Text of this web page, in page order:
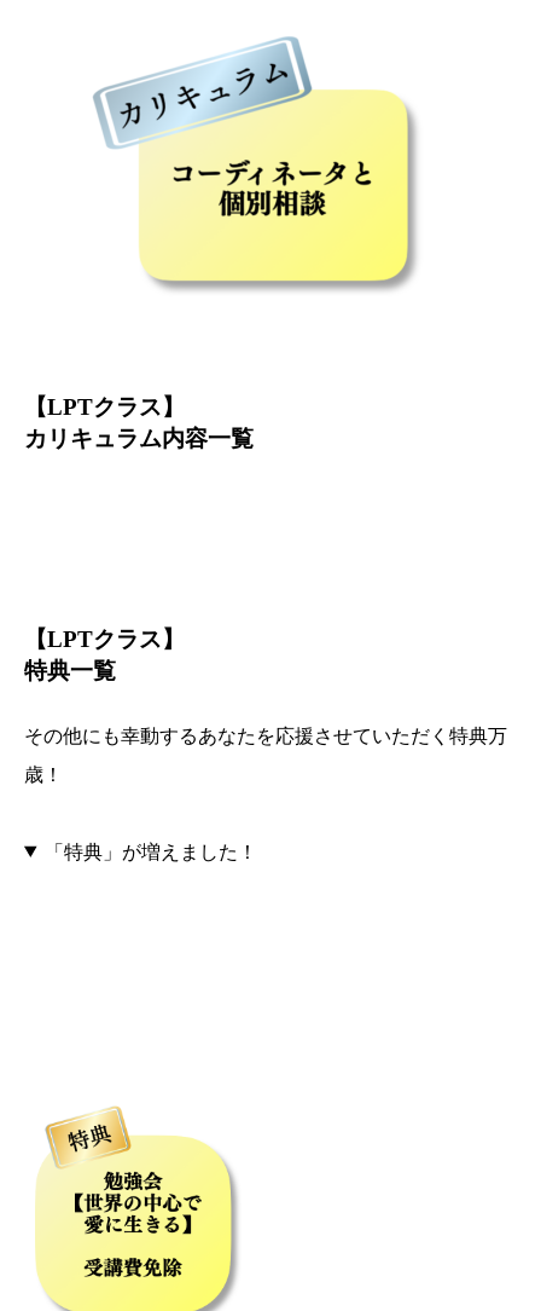
【LPTクラス】
カリキュラム内容一覧
【LPTクラス】
特典一覧
その他にも幸動するあなたを応援させていただく特典万
歳！
「特典」が増えました！